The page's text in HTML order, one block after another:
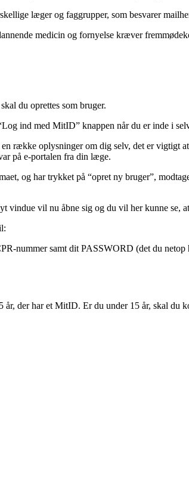
læger og faggrupper, som besvarer
medicin og fornyelse kræver
du oprettes som bruger.
ind med MitID” knappen når du er inde i
række oplysninger om dig selv, det er vigtigt
på e-portalen fra din læge.
og har trykket på “opret ny bruger”,
vindue vil nu åbne sig og du vil her kunne se,
nummer samt dit PASSWORD (det du netop
år, der har et MitID. Er du under 15 år, skal du